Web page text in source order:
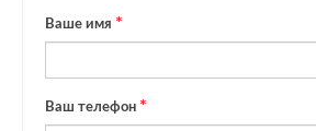
Ваше имя
Ваш телефон